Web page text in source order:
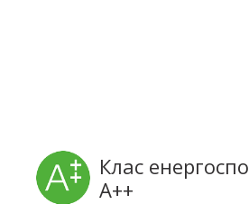
Клас
А++